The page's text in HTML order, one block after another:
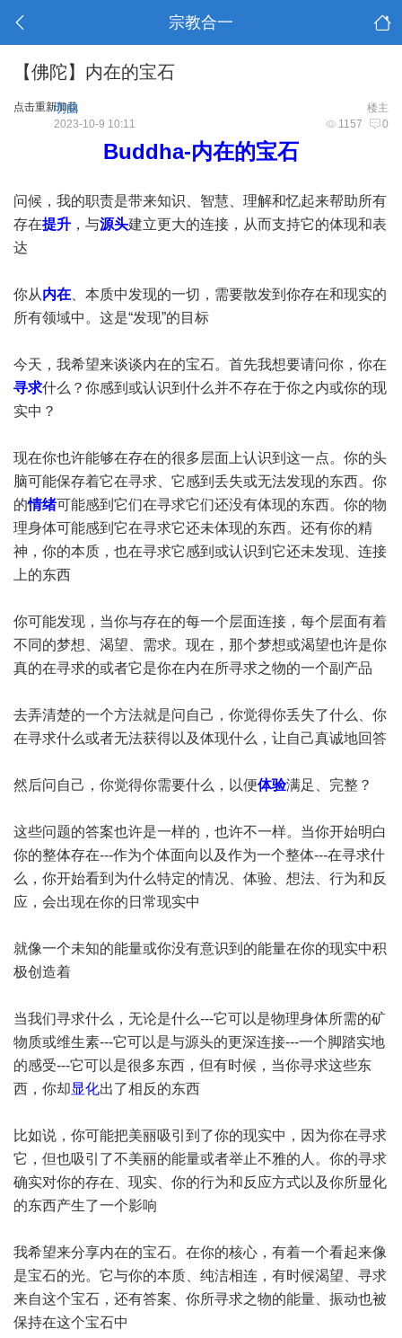
宗教合一
【佛陀】内在的宝石
点击重新加载 楼主
明曲
1157 0
2023-10-9 10:11
Buddha-内在的宝石
问候，我的职责是带来知识、智慧、理解和忆起来帮助所有
存在提升 ，与源头建立更大的连接，从而支持它的体现和表
达
你从内在 、本质中发现的一切，需要散发到你存在和现实的
所有领域中。这是“发现”的目标
今天，我希望来谈谈内在的宝石。首先我想要请问你，你在
寻求什么？你感到或认识到什么并不存在于你之内或你的现
实中？
现在你也许能够在存在的很多层面上认识到这一点。你的头
脑可能保存着它在寻求、它感到丢失或无法发现的东西。你
的情绪可能感到它们在寻求它们还没有体现的东西。你的物
理身体可能感到它在寻求它还未体现的东西。还有你的精
神，你的本质，也在寻求它感到或认识到它还未发现、连接
上的东西
你可能发现，当你与存在的每一个层面连接，每个层面有着
不同的梦想、渴望、需求。现在，那个梦想或渴望也许是你
真的在寻求的或者它是你在内在所寻求之物的一个副产品
去弄清楚的一个方法就是问自己，你觉得你丢失了什么、你
在寻求什么或者无法获得以及体现什么，让自己真诚地回答
然后问自己，你觉得你需要什么，以便体验满足、完整？
这些问题的答案也许是一样的，也许不一样。当你开始明白
你的整体存在---作为个体面向以及作为一个整体---在寻求什
么，你开始看到为什么特定的情况、体验、想法、行为和反
应，会出现在你的日常现实中
就像一个未知的能量或你没有意识到的能量在你的现实中积
极创造着
当我们寻求什么，无论是什么---它可以是物理身体所需的矿
物质或维生素---它可以是与源头的更深连接---一个脚踏实地
的感受---它可以是很多东西，但有时候，当你寻求这些东
西，你却显化出了相反的东西
比如说，你可能把美丽吸引到了你的现实中，因为你在寻求
它，但也吸引了不美丽的能量或者举止不雅的人。你的寻求
确实对你的存在、现实、你的行为和反应方式以及你所显化
的东西产生了一个影响
我希望来分享内在的宝石。在你的核心，有着一个看起来像
是宝石的光。它与你的本质、纯洁相连，有时候渴望、寻求
来自这个宝石，还有答案、你所寻求之物的能量、振动也被
保持在这个宝石中